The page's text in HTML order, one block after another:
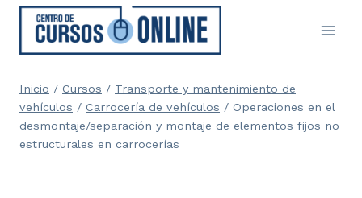
Saltar
contenido
Inicio / Cursos / Transporte y mantenimiento de
vehículos / Carrocería de vehículos / Operaciones en el
desmontaje/separación y montaje de elementos fijos no
estructurales en carrocerías